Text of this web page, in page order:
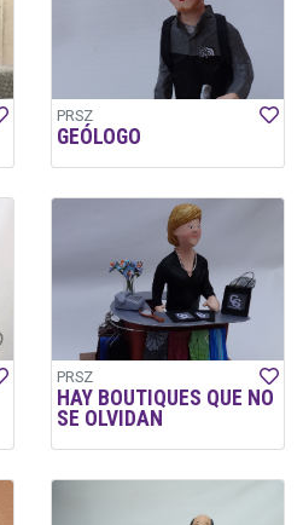
PRSZ
GEÓLOGO
PRSZ
HAY BOUTIQUES QUE NO
SE OLVIDAN